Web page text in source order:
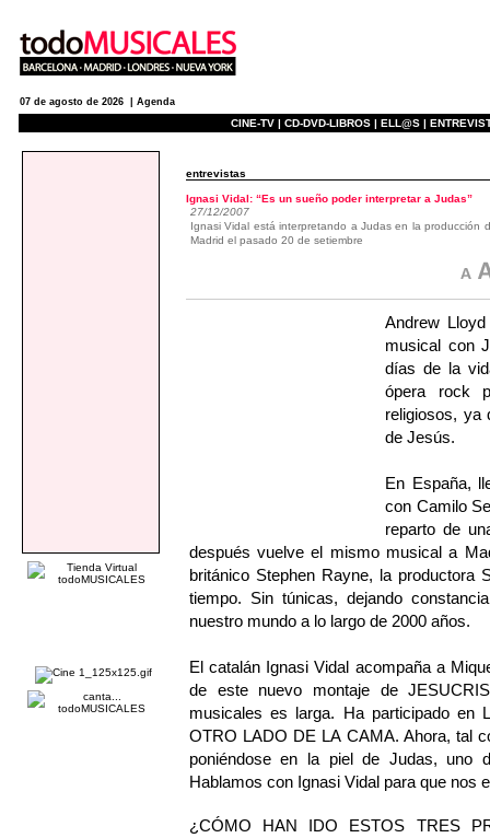
07 de agosto de 2026 | Agenda
CINE-TV | CD-DVD-LIBROS | ELL@S |
entrevistas
Ignasi Vidal: “Es un sueño poder interpretar a Judas”
27/12/2007
Ignasi Vidal está interpretando a Judas en la producción
Madrid el pasado 20 de setiembre
Andrew
musical con
días de la
ópera rock
religiosos, ya
de Jesús.
En España,
con Camilo
reparto de
después vuelve el mismo musical a
británico Stephen Rayne, la productora
tiempo. Sin túnicas, dejando
nuestro mundo a lo largo de 2000 años.
El catalán Ignasi Vidal acompaña a
de este nuevo montaje de
musicales es larga. Ha participado en
OTRO LADO DE LA CAMA. Ahora, tal
poniéndose en la piel de Judas, uno
Hablamos con Ignasi Vidal para que nos
¿CÓMO HAN IDO ESTOS TRES